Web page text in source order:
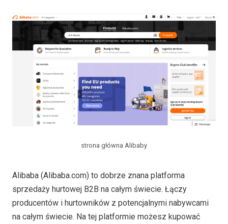
strona główna Alibaby
Alibaba (Alibaba.com) to dobrze znana platforma
sprzedaży hurtowej B2B na całym świecie. Łączy
producentów i hurtowników z potencjalnymi nabywcami
na całym świecie. Na tej platformie możesz kupować